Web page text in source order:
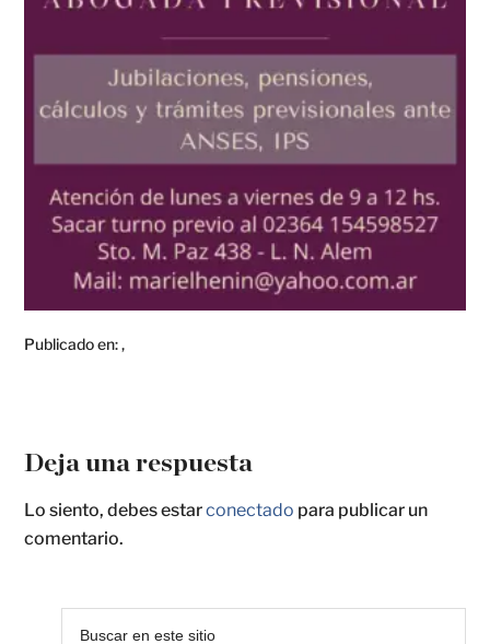
Publicado en:,
Deja una respuesta
Lo siento, debes estarconectado para publicar un
comentario.